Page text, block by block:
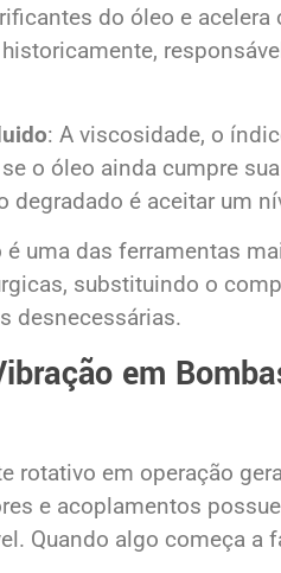
do óleo e
: A viscosidade, o
o óleo ainda cumpre
degradado é aceitar um
é uma das ferramentas
substituindo o
desnecessárias.
em
rotativo em operação
e acoplamentos
Quando algo começa a